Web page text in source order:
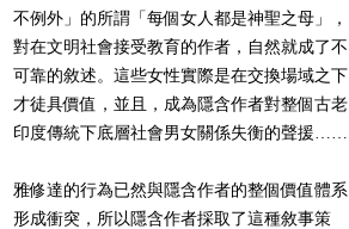
不例外」的所謂「每個女人都是神聖之母」，
對在文明社會接受教育的作者，自然就成了不
可靠的敘述。這些女性實際是在交換場域之下
才徒具價值，並且，成為隱含作者對整個古老
印度傳統下底層社會男女關係失衡的聲援……
雅修達的行為已然與隱含作者的整個價值體系
形成衝突，所以隱含作者採取了這種敘事策